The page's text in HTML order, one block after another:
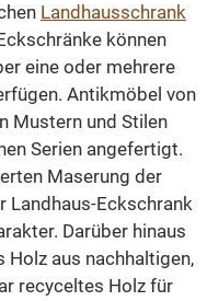
Landhausschrank
können
eine oder mehrere
Antikmöbel von
Mustern und Stilen
Serien angefertigt.
Maserung der
Landhaus-Eckschrank
Darüber hinaus
aus nachhaltigen,
recyceltes Holz für